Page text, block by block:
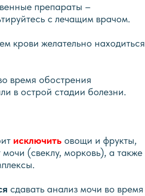
препараты –
с лечащим врачом.
крови желательно находиться
время обострения
в острой стадии болезни.
исключить овощи и фрукты,
(свеклу, морковь), а также
сдавать анализ мочи во время